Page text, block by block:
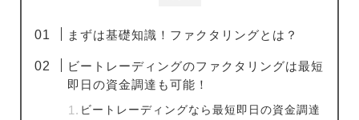
まずは基礎知識！ファクタリングとは？
ビートレーディングのファクタリングは最短
即日の資金調達も可能！
ビートレーディングなら最短即日の資金調達